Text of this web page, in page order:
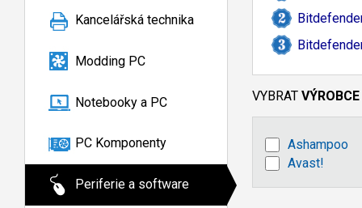
Kancelářská technika
Modding PC
Notebooky a PC
PC Komponenty
Periferie a software
VYBRAT VÝROBCE
Ashampoo
Avast!